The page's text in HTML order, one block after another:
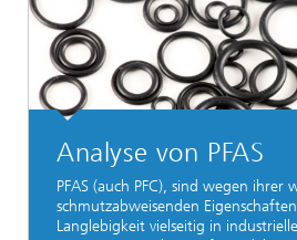
Analyse von PFAS
PFAS (auch PFC), sind wegen ihrer
schmutzabweisenden
Langlebigkeit vielseitig in